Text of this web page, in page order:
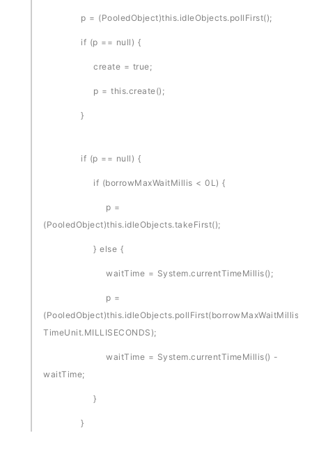
p = (PooledObject)this.idleObjects.pollFirst();
if (p == null) {
create = true;
p = this.create();
}
if (p == null) {
if (borrowMaxWaitMillis < 0L) {
p =
(PooledObject)this.idleObjects.takeFirst();
} else {
waitTime = System.currentTimeMillis();
p =
(PooledObject)this.idleObjects.pollFirst(borrowMaxWaitMillis,
TimeUnit.MILLISECONDS);
waitTime = System.currentTimeMillis() -
waitTime;
}
}